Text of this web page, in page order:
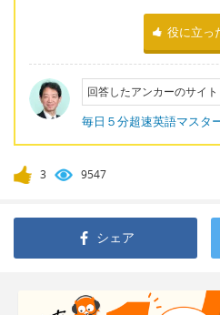
役に立っ
回答したアンカーのサイト
毎日５分超速英語マスタ
3 9547
シェア